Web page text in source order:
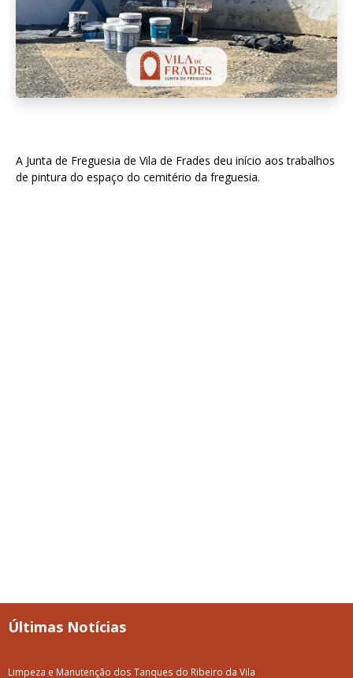
A Junta de Freguesia de Vila de Frades deu início aos trabalhos
de pintura do espaço do cemitério da freguesia.
Últimas Notícias
Limpeza e Manutenção dos Tanques do Ribeiro da Vila